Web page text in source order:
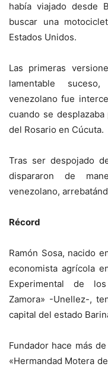
había viajado desde
buscar una
Estados Unidos.
Las primeras
lamentable
venezolano fue
cuando se
del Rosario en Cúcuta.
Tras ser despojado
dispararon de
venezolano,
Récord
Ramón Sosa, nacido
economista agrícola
Experimental de
Zamora» -Unellez-,
capital del estado
Fundador hace más
«Hermandad Motera